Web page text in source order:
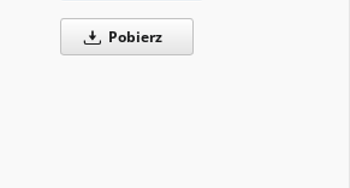
Pobierz